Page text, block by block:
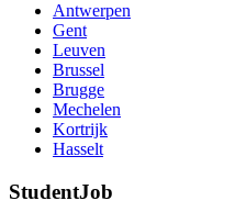
Antwerpen
Gent
Leuven
Brussel
Brugge
Mechelen
Kortrijk
Hasselt
StudentJob